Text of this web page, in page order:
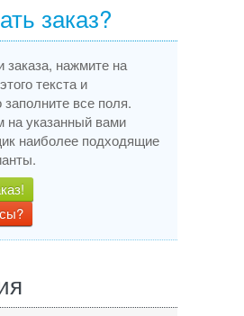
заказ?
заказа, нажмите на
текста и
все поля.
указанный вами
наиболее подходящие